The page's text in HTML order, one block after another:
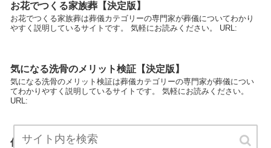
お花でつくる家族葬【決定版】
お花でつくる家族葬は葬儀カテゴリーの専門家が葬儀についてわかり
やすく説明しているサイトです。 気軽にお読みください。 URL:
気になる洗骨のメリット検証【決定版】
気になる洗骨のメリット検証は葬儀カテゴリーの専門家が葬儀につい
てわかりやすく説明しているサイトです。 気軽にお読みください。
URL:
信頼できる葬儀屋さん【決定版】